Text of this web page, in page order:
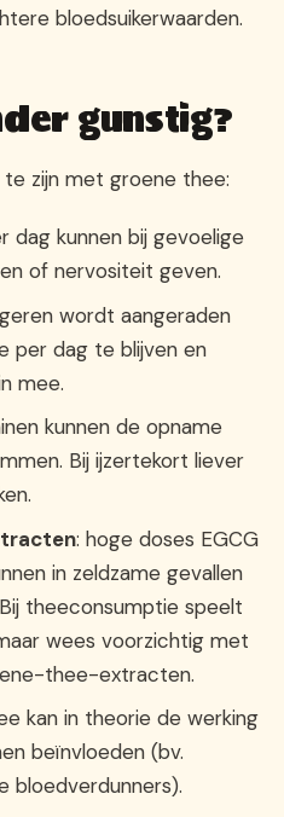
bloedsuikerwaarden.
gunstig?
zijn met groene thee:
dag kunnen bij gevoelige
of nervositeit geven.
wordt aangeraden
per dag te blijven en
mee.
kunnen de opname
Bij ijzertekort liever
: hoge doses EGCG
in zeldzame gevallen
theeconsumptie speelt
wees voorzichtig met
thee-extracten.
kan in theorie de werking
beïnvloeden (bv.
bloedverdunners).